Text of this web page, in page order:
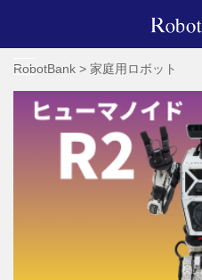
RobotBank > 家庭用ロボット